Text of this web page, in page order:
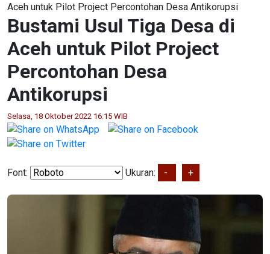
Aceh untuk Pilot Project Percontohan Desa Antikorupsi
Bustami Usul Tiga Desa di
Aceh untuk Pilot Project
Percontohan Desa
Antikorupsi
Selasa, 18 Oktober 2022 16:15 WIB
Font: Ukuran: - +